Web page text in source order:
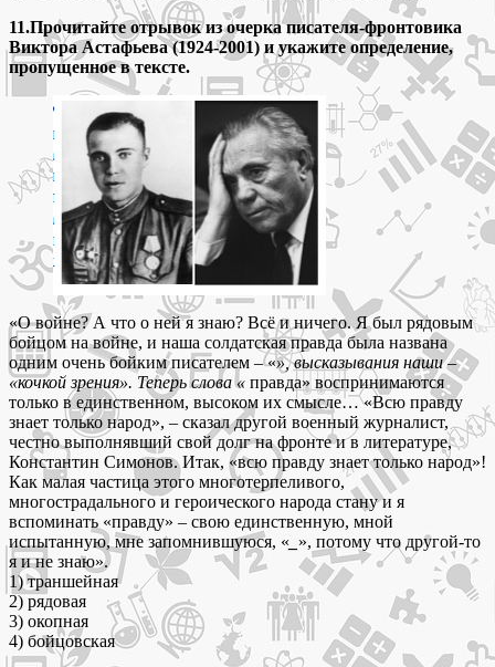
11.Прочитайте отрывок из очерка писателя-фронтовика
Виктора Астафьева (1924-2001) и укажите определение,
пропущенное в тексте.
«О войне? А что о ней я знаю? Всё и ничего. Я был рядовым
бойцом на войне, и наша солдатская правда была названа
одним очень бойким писателем – «», высказывания наши –
«кочкой зрения». Теперь слова « правда» воспринимаются
только в единственном, высоком их смысле… «Всю правду
знает только народ», – сказал другой военный журналист,
честно выполнявший свой долг на фронте и в литературе,
Константин Симонов. Итак, «всю правду знает только народ»!
Как малая частица этого многотерпеливого,
многострадального и героического народа стану и я
вспоминать «правду» – свою единственную, мной
испытанную, мне запомнившуюся, « », потому что другой-то
я и не знаю».
1) траншейная
2) рядовая
3) окопная
4) бойцовская